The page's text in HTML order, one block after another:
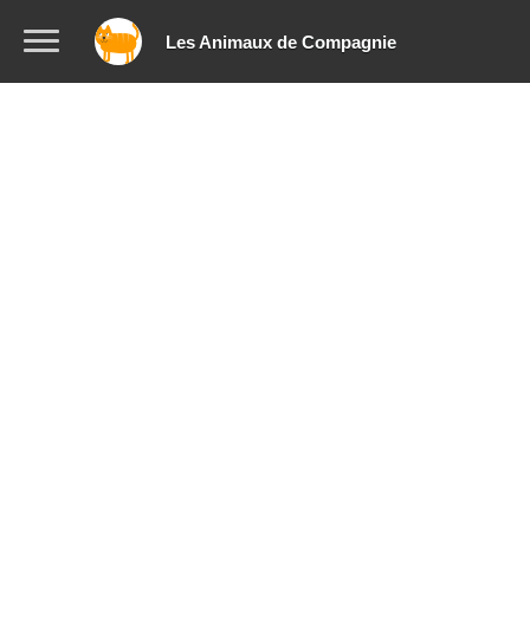
Les Animaux de Compagnie